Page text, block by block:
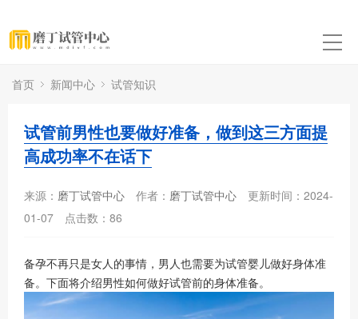
首页 新闻中心 试管知识
试管前男性也要做好准备，做到这三方面提
高成功率不在话下
来源： 磨丁试管中心 作者： 磨丁试管中心
更新时间：2024-
01-07
点击数： 86
备孕不再只是女人的事情，男人也需要为试管婴儿做好身体准
备。下面将介绍男性如何做好试管前的身体准备。